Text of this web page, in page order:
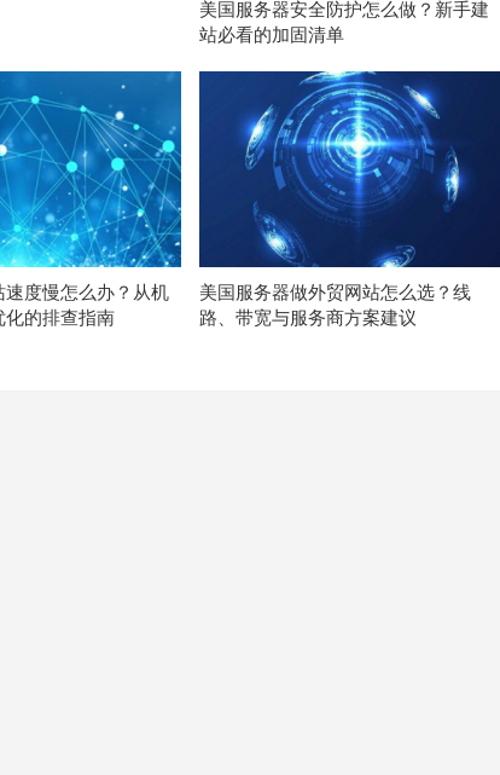
美国服务器安全防护怎么做？新手建
站必看的加固清单
速度慢怎么办？从机
化的排查指南
美国服务器做外贸网站怎么选？线
路、带宽与服务商方案建议